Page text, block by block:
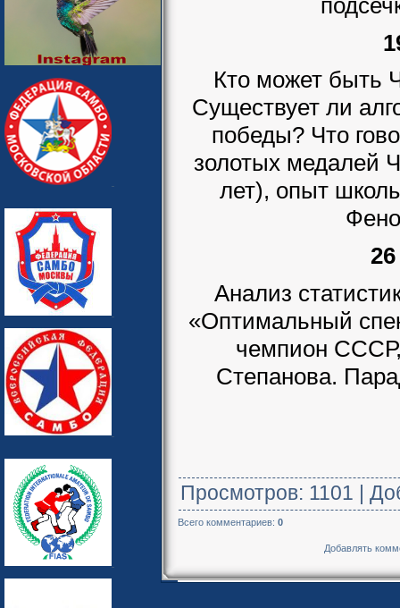
Кто может быть
Существует ли
победы? Что
золотых медалей
лет), опыт
Анализ
«Оптимальный
чемпион
Степанова.
Просмотров: 1101 |
Всего комментариев: 0
Добавлять